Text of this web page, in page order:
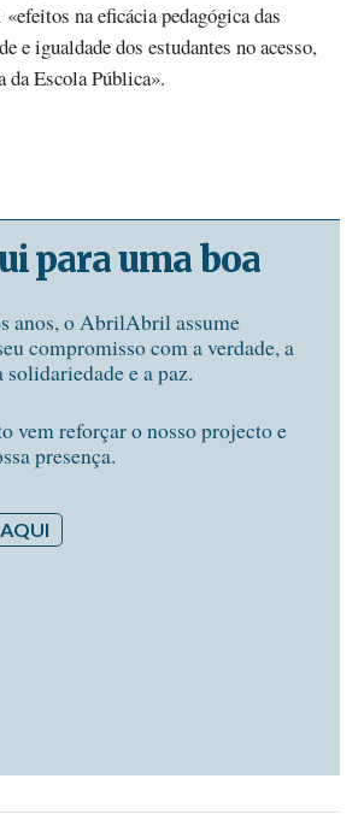
na eficácia pedagógica das
e igualdade dos estudantes no acesso,
da Escola Pública».
para uma boa
anos, o AbrilAbril assume
compromisso com a verdade, a
e a paz.
vem reforçar o nosso projecto e
presença.